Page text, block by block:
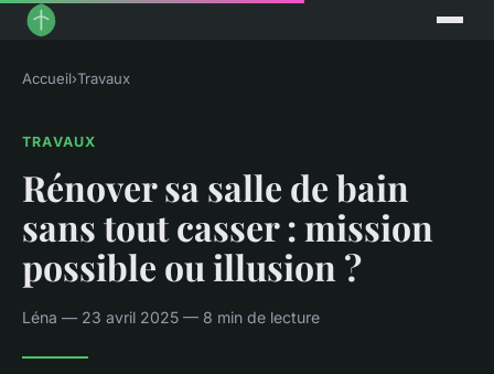
Accueil›Travaux
TRAVAUX
Rénover sa salle de bain
sans tout casser : mission
possible ou illusion ?
Léna — 23 avril 2025 — 8 min de lecture